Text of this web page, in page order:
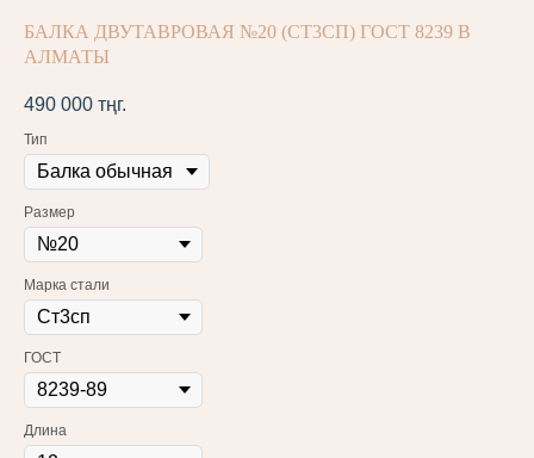
БАЛКА ДВУТАВРОВАЯ №20 (СТ3СП) ГОСТ 8239 В
АЛМАТЫ
490 000 тңг.
Тип
Размер
Марка стали
ГОСТ
Длина